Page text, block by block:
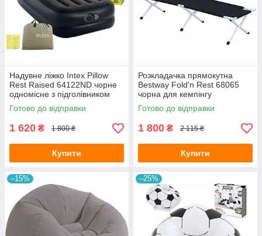
Надувне ліжко Intex Pillow
Rest Raised 64122ND чорне
одномісне з підголівником
99х191х42 см з вбудованим
насосом та сумкою
Готово до відправки
1 620 ₴ 1 800 ₴
Купити
Розкладачка прямокутна
Bestway Fold'n Rest 68065
чорна для кемпінгу
190х64х42 см з сумкою для
транспортування
Готово до відправки
1 800 ₴ 2 115 ₴
Купити
–15% –25%